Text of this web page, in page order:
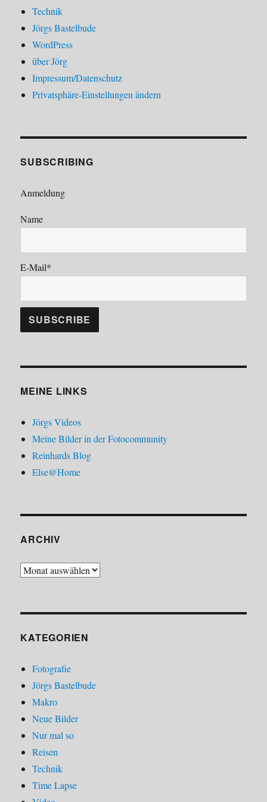
Technik
Jörgs Bastelbude
WordPress
über Jörg
Impressum/Datenschutz
Privatsphäre-Einstellungen ändern
SUBSCRIBING
Anmeldung
Name
E-Mail*
MEINE LINKS
Jörgs Videos
Meine Bilder in der Fotocommunity
Reinhards Blog
Else@Home
ARCHIV
Archiv
KATEGORIEN
Fotografie
Jörgs Bastelbude
Makro
Neue Bilder
Nur mal so
Reisen
Technik
Time Lapse